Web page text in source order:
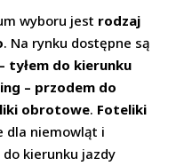
wyboru jest rodzaj
. Na rynku dostępne są
tyłem do kierunku
– przodem do
obrotowe. Foteliki
dla niemowląt i
do kierunku jazdy